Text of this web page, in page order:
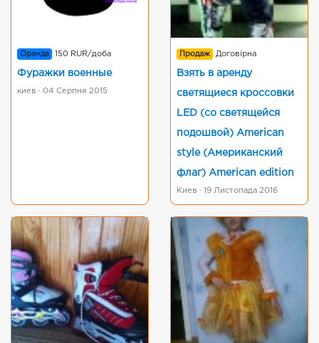
Оренда 150 RUR/доба
Фуражки военные
киев · 04 Серпня 2015
Продаж Договірна
Взять в аренду
светящиеся кроссовки
LED (со светящейся
подошвой) American
style (Американский
флаг) American edition
Киев · 19 Листопада 2016